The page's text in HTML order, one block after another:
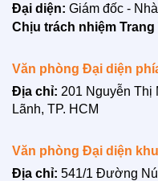
Đại diện: Giám đốc -
Chịu trách nhiệm Trang
Văn phòng Đại diện
Địa chỉ: 201 Nguyễn Thị
Lãnh, TP. HCM
Văn phòng Đại diện
Địa chỉ: 541/1 Đường